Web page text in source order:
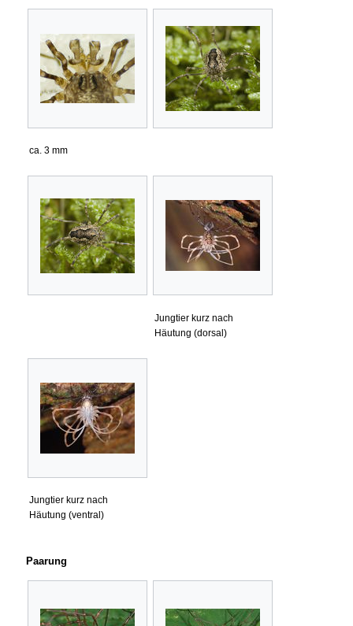
ca. 3 mm
Jungtier kurz nach
Häutung (dorsal)
Jungtier kurz nach
Häutung (ventral)
Paarung